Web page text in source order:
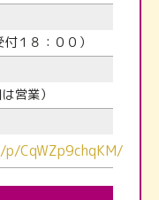
１８：００）
営業）
CqWZp9chqKM/